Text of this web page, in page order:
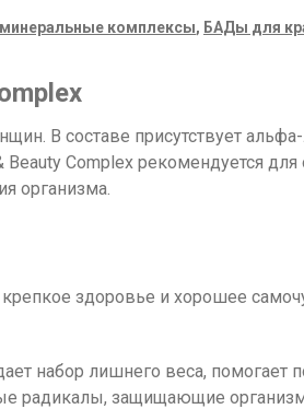
комплексы, БАДы для
В составе присутствует
Complex рекомендуется
организма.
здоровье и хорошее
набор лишнего веса, помогает
радикалы, защищающие